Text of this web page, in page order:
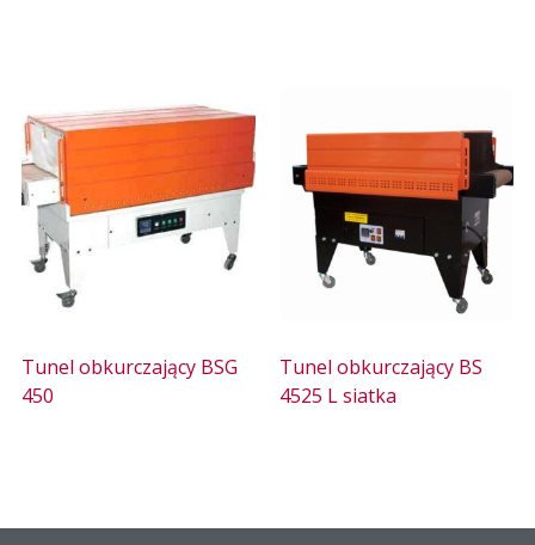
Tunel obkurczający BSG
450
Tunel obkurczający BS
4525 L siatka